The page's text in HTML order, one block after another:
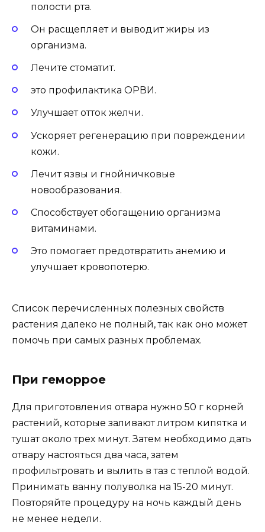
полости рта.
Он расщепляет и выводит жиры из
организма.
Лечите стоматит.
это профилактика ОРВИ.
Улучшает отток желчи.
Ускоряет регенерацию при повреждении
кожи.
Лечит язвы и гнойничковые
новообразования.
Способствует обогащению организма
витаминами.
Это помогает предотвратить анемию и
улучшает кровопотерю.
Список перечисленных полезных свойств
растения далеко не полный, так как оно может
помочь при самых разных проблемах.
При геморрое
Для приготовления отвара нужно 50 г корней
растений, которые заливают литром кипятка и
тушат около трех минут. Затем необходимо дать
отвару настояться два часа, затем
профильтровать и вылить в таз с теплой водой.
Принимать ванну полуволка на 15-20 минут.
Повторяйте процедуру на ночь каждый день
не менее недели.